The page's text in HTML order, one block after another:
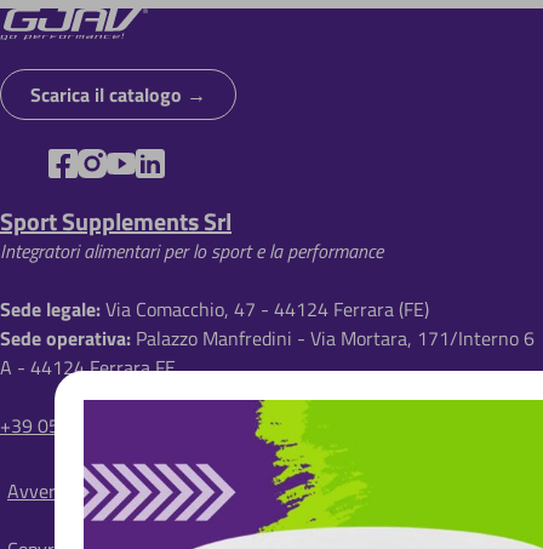
r
i
c
l
e
d
i
p
a
e
Scarica il catalogo
Sport Supplements Srl
Integratori alimentari per lo sport e la performance
Sede legale:Via Comacchio, 47 - 44124 Ferrara (FE)
Sede operativa: Palazzo Manfredini - Via Mortara, 171/Interno 6
A - 44124 Ferrara FE
+39 0532 1820747
S
Avvertenze